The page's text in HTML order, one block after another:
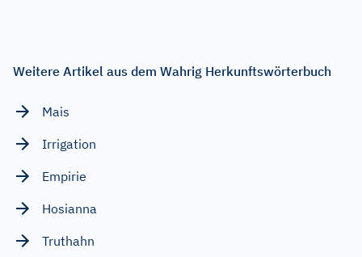
Weitere Artikel aus dem Wahrig Herkunftswörterbuch
Mais
Irrigation
Empirie
Hosianna
Truthahn